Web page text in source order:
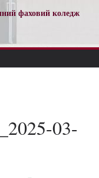
фаховий коледж
03-